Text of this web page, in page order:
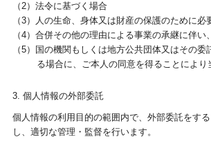
（2）法令に基づく場合
（3）人の生命、身体又は財産の保護のために
（4）合併その他の理由による事業の承継に伴
（5）国の機関もしくは地方公共団体又はその
る場合に、ご本人の同意を得ることによ
3. 個人情報の外部委託
個人情報の利用目的の範囲内で、外部委託をす
し、適切な管理・監督を行います。